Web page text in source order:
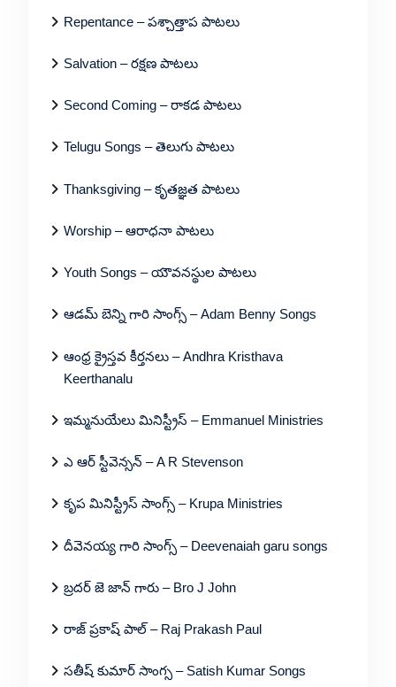
Repentance – పశ్చాత్తాప పాటలు
Salvation – రక్షణ పాటలు
Second Coming – రాకడ పాటలు
Telugu Songs – తెలుగు పాటలు
Thanksgiving – కృతజ్ఞత పాటలు
Worship – ఆరాధనా పాటలు
Youth Songs – యౌవనస్థుల పాటలు
ఆడమ్ బెన్ని గారి సాంగ్స్ – Adam Benny Songs
ఆంధ్ర క్రైస్తవ కీర్తనలు – Andhra Kristhava
Keerthanalu
ఇమ్మనుయేలు మినిస్ట్రీస్ – Emmanuel Ministries
ఎ ఆర్ స్టీవెన్సన్ – A R Stevenson
కృప మినిస్ట్రీస్ సాంగ్స్ – Krupa Ministries
దీవెనయ్య గారి సాంగ్స్ – Deevenaiah garu songs
బ్రదర్ జె జాన్ గారు – Bro J John
రాజ్ ప్రకాష్ పాల్ – Raj Prakash Paul
సతీష్ కుమార్ సాంగ్స – Satish Kumar Songs